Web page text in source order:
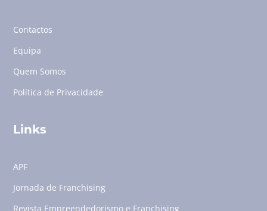
Contactos
Equipa
Quem Somos
Política de Privacidade
Links
APF
Jornada de Franchising
Revista Empreendedorismo e Franchising